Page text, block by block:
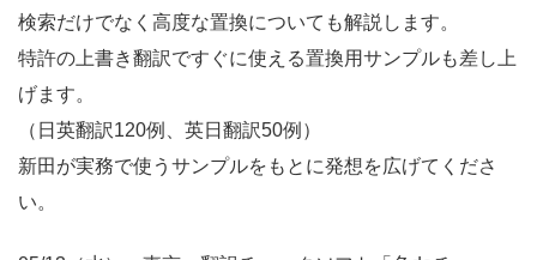
検索だけでなく高度な置換についても解説します。
特許の上書き翻訳ですぐに使える置換用サンプルも差し上
げます。
（日英翻訳120例、英日翻訳50例）
新田が実務で使うサンプルをもとに発想を広げてくださ
い。